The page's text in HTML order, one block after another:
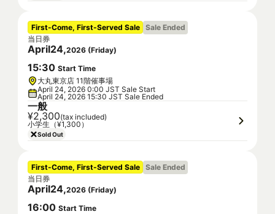
First-Come, First-Served Sale Sale Ended
当日券
April24,2026 (Friday)
15:30 Start Time
大丸東京店 11階催事場
April 24, 2026 0:00 JST Sale Start
April 24, 2026 15:30 JST Sale Ended
一般
¥2,300(tax included)
小学生（¥1,300）
Sold Out
First-Come, First-Served Sale Sale Ended
当日券
April24,2026 (Friday)
16:00 Start Time